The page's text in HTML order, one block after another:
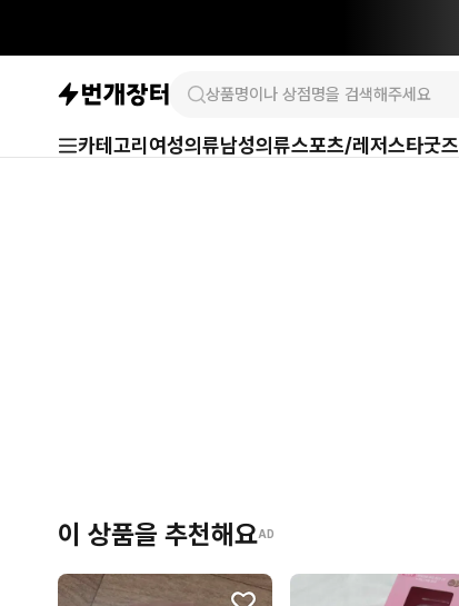
카테고리 여성의류남성의류스포츠/레저스타굿즈
이 상품을 추천해요AD